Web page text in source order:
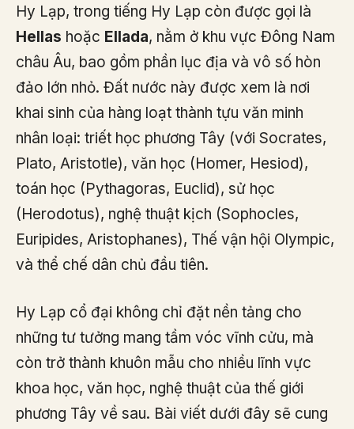
Hy Lạp, trong tiếng Hy Lạp còn được gọi là
Hellas hoặc Ellada, nằm ở khu vực Đông Nam
châu Âu, bao gồm phần lục địa và vô số hòn
đảo lớn nhỏ. Đất nước này được xem là nơi
khai sinh của hàng loạt thành tựu văn minh
nhân loại: triết học phương Tây (với Socrates,
Plato, Aristotle), văn học (Homer, Hesiod),
toán học (Pythagoras, Euclid), sử học
(Herodotus), nghệ thuật kịch (Sophocles,
Euripides, Aristophanes), Thế vận hội Olympic,
và thể chế dân chủ đầu tiên.
Hy Lạp cổ đại không chỉ đặt nền tảng cho
những tư tưởng mang tầm vóc vĩnh cửu, mà
còn trở thành khuôn mẫu cho nhiều lĩnh vực
khoa học, văn học, nghệ thuật của thế giới
phương Tây về sau. Bài viết dưới đây sẽ cung